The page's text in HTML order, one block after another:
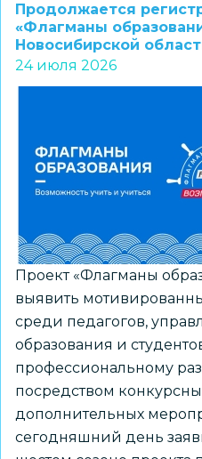
7
классов
и
к
участию
конкурсе
«ПРО
Большие
вызовы»
Продолжается
«Флагманы
Новосибирской
24 июля 2026
Проект «Флагманы
выявить
среди педагогов,
образования и
профессиональному
посредством
дополнительных
сегодняшний день